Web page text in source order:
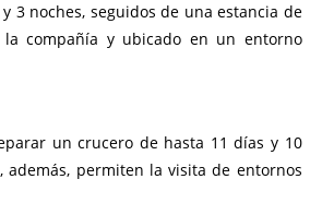
3 noches, seguidos de una estancia de
compañía y ubicado en un entorno
un crucero de hasta 11 días y 10
permiten la visita de entornos